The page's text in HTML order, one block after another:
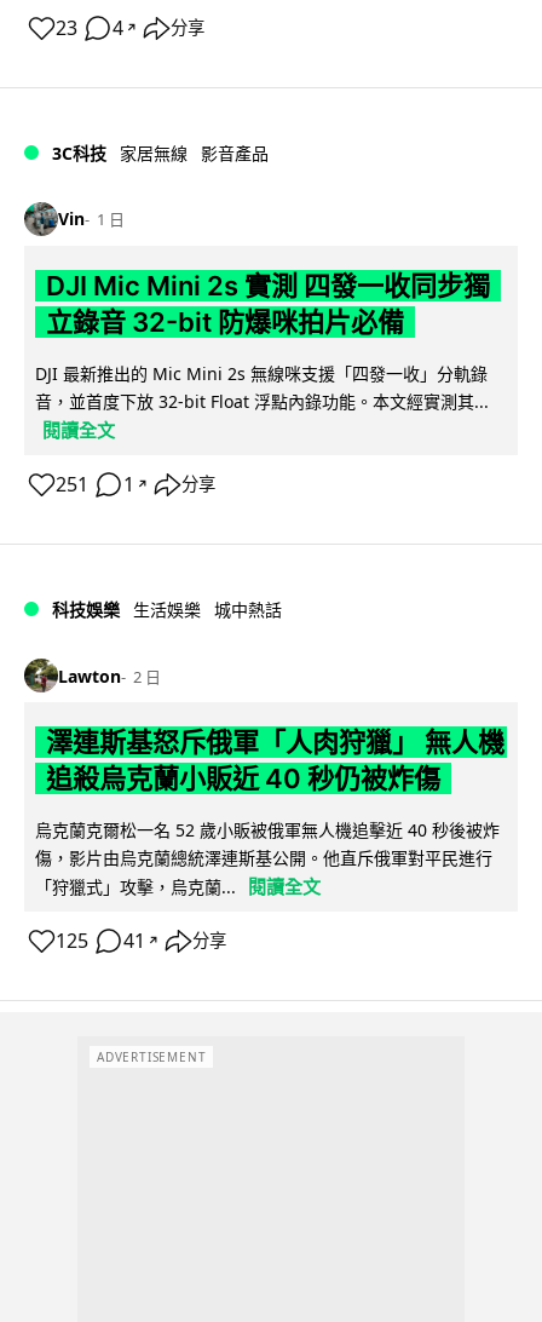
23 4 ↗ 分享
3C科技 家居無線 影音產品
Vin 1 日
DJI Mic Mini 2s 實測 四發一收同步獨
立錄音 32-bit 防爆咪拍片必備
DJI 最新推出的 Mic Mini 2s 無線咪支援「四發一收」分軌錄
音，並首度下放 32-bit Float 浮點內錄功能。本文經實測其...
閱讀全文
251 1 ↗ 分享
科技娛樂 生活娛樂 城中熱話
Lawton 2 日
澤連斯基怒斥俄軍「人肉狩獵」 無人機
追殺烏克蘭小販近 40 秒仍被炸傷
烏克蘭克爾松一名 52 歲小販被俄軍無人機追擊近 40 秒後被炸
傷，影片由烏克蘭總統澤連斯基公開。他直斥俄軍對平民進行
「狩獵式」攻擊，烏克蘭...
閱讀全文
125 41 ↗ 分享
ADVERTISEMENT